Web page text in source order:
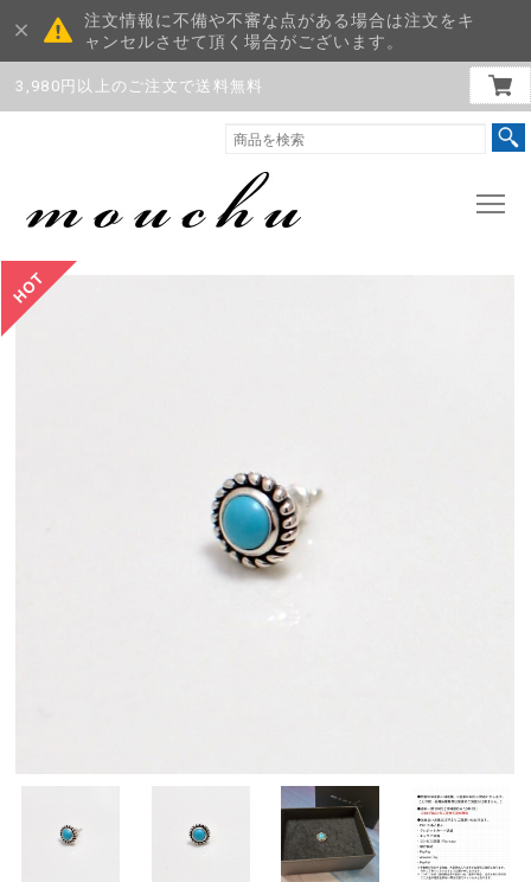
注文情報に不備や不審な点がある場合は注文をキ
ャンセルさせて頂く場合がございます。
3,980円以上のご注文で送料無料